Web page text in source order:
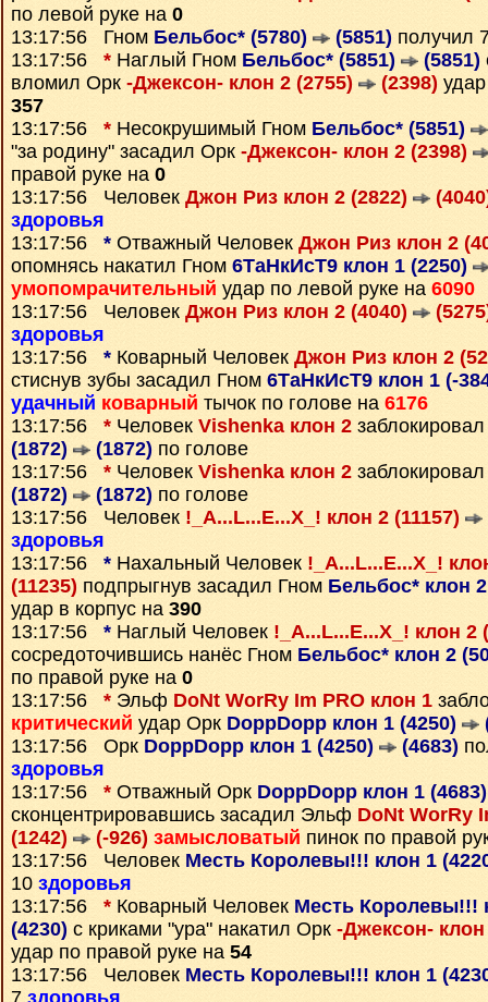
по левой руке на 0
13:17:56 Гном Бельбос* (5780) (5851) получил
13:17:56 * Наглый Гном Бельбос* (5851) (5851)
вломил Орк -Джексон- клон 2 (2755) (2398)
357
13:17:56 * Несокрушимый Гном Бельбос* (5851)
"за родину" засадил Орк -Джексон- клон 2 (2398)
правой руке на 0
13:17:56 Человек Джон Риз клон 2 (2822)
здоровья
13:17:56 * Отважный Человек Джон Риз клон 2
опомнясь накатил Гном 6ТаНкИсТ9 клон 1 (2250)
умопомрачительный удар по левой руке на 6090
13:17:56 Человек Джон Риз клон 2 (4040)
здоровья
13:17:56 * Коварный Человек Джон Риз клон 2
стиснув зубы засадил Гном 6ТаНкИсТ9 клон 1 (-
удачный коварный тычок по голове на 6176
13:17:56 * Человек Vishenka клон 2
(1872)
(1872) по голове
13:17:56 * Человек Vishenka клон 2
(1872)
(1872) по голове
13:17:56 Человек !_A...L...E...X_! клон 2 (11157)
здоровья
13:17:56 * Нахальный Человек !_A...L...E...X_!
(11235) подпрыгнув засадил Гном Бельбос* клон
удар в корпус на 390
13:17:56 * Наглый Человек !_A...L...E...X_! клон 2
сосредоточившись нанёс Гном Бельбос* клон 2
по правой руке на 0
13:17:56 * Эльф DoNt WorRy Im PRO клон 1
критический удар Орк DoppDopp клон 1 (4250)
13:17:56 Орк DoppDopp клон 1 (4250) (4683)
здоровья
13:17:56 * Отважный Орк DoppDopp клон 1
сконцентрировавшись засадил Эльф DoNt WorRy
(1242)
(-926) замысловатый пинок по правой
13:17:56 Человек Месть Королевы!!! клон 1
10 здоровья
13:17:56 * Коварный Человек Месть Королевы!!!
(4230) с криками "ура" накатил Орк -Джексон-
удар по правой руке на 54
13:17:56 Человек Месть Королевы!!! клон 1
7 здоровья